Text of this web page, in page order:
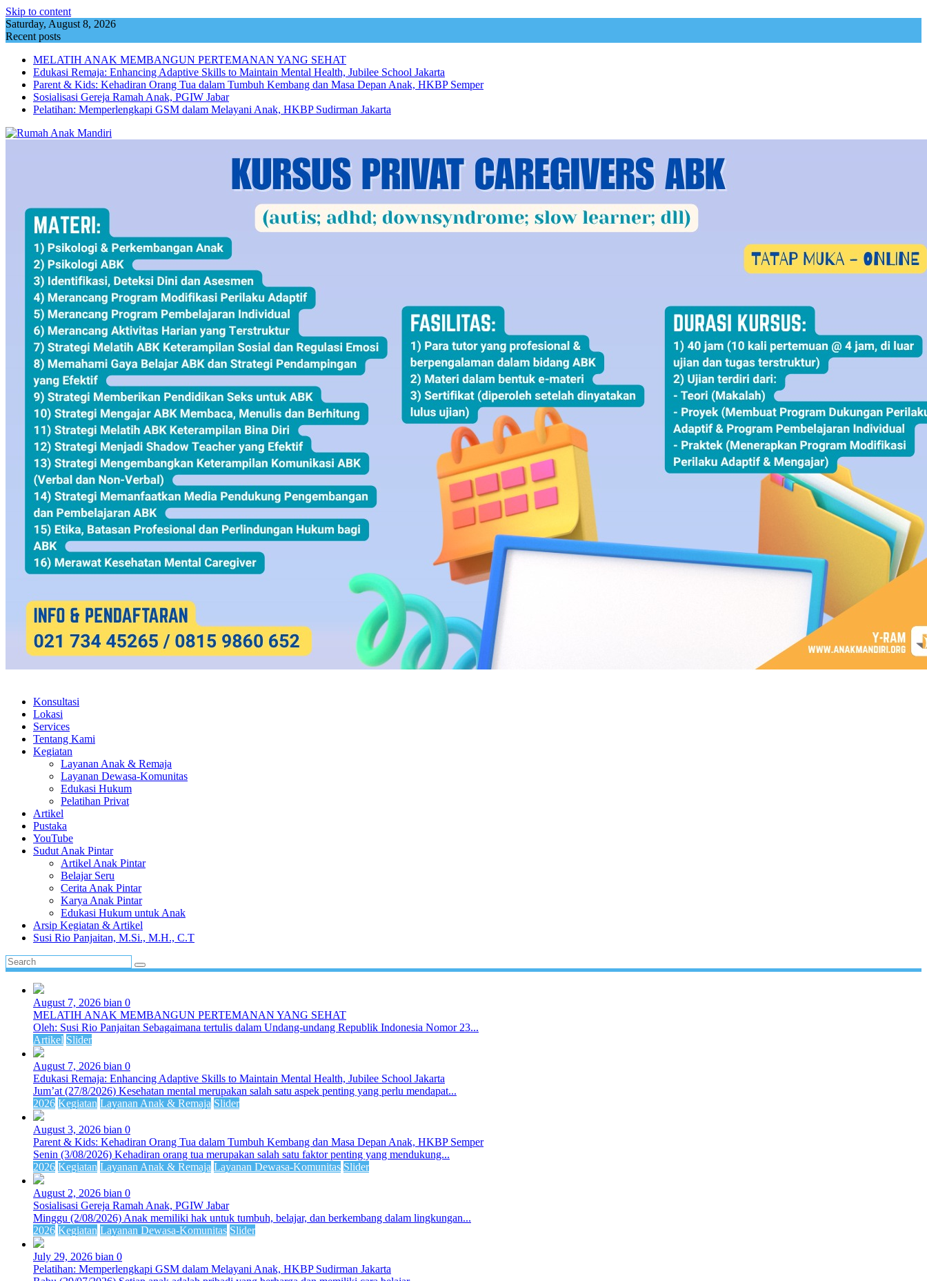
Skip to content
Saturday, August 8, 2026
Recent posts
MELATIH ANAK MEMBANGUN PERTEMANAN YANG SEHAT
Edukasi Remaja: Enhancing Adaptive Skills to Maintain Mental Health, Jubilee School Jakarta
Parent & Kids: Kehadiran Orang Tua dalam Tumbuh Kembang dan Masa Depan Anak, HKBP Semper
Sosialisasi Gereja Ramah Anak, PGIW Jabar
Pelatihan: Memperlengkapi GSM dalam Melayani Anak, HKBP Sudirman Jakarta
Konsultasi
Lokasi
Services
Tentang Kami
Kegiatan
Layanan Anak & Remaja
Layanan Dewasa-Komunitas
Edukasi Hukum
Pelatihan Privat
Artikel
Pustaka
YouTube
Sudut Anak Pintar
Artikel Anak Pintar
Belajar Seru
Cerita Anak Pintar
Karya Anak Pintar
Edukasi Hukum untuk Anak
Arsip Kegiatan & Artikel
Susi Rio Panjaitan, M.Si., M.H., C.T
August 7, 2026 bian 0
MELATIH ANAK MEMBANGUN PERTEMANAN YANG SEHAT
Oleh: Susi Rio Panjaitan Sebagaimana tertulis dalam Undang-undang Republik Indonesia Nomor 23...
Artikel Slider
August 7, 2026 bian 0
Edukasi Remaja: Enhancing Adaptive Skills to Maintain Mental Health, Jubilee School Jakarta
Jum’at (27/8/2026) Kesehatan mental merupakan salah satu aspek penting yang perlu mendapat...
2026 Kegiatan Layanan Anak & Remaja Slider
August 3, 2026 bian 0
Parent & Kids: Kehadiran Orang Tua dalam Tumbuh Kembang dan Masa Depan Anak, HKBP Semper
Senin (3/08/2026) Kehadiran orang tua merupakan salah satu faktor penting yang mendukung...
2026 Kegiatan Layanan Anak & Remaja Layanan Dewasa-Komunitas Slider
August 2, 2026 bian 0
Sosialisasi Gereja Ramah Anak, PGIW Jabar
Minggu (2/08/2026) Anak memiliki hak untuk tumbuh, belajar, dan berkembang dalam lingkungan...
2026 Kegiatan Layanan Dewasa-Komunitas Slider
July 29, 2026 bian 0
Pelatihan: Memperlengkapi GSM dalam Melayani Anak, HKBP Sudirman Jakarta